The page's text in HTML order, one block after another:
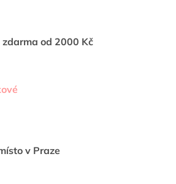
od 2000 Kč
v Praze